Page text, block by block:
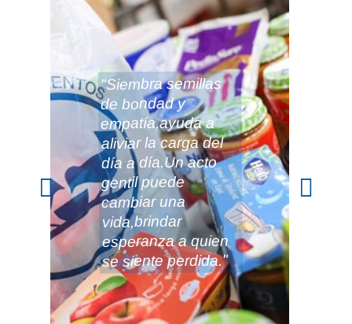
"Siembra semillas
de bondad y
empatía,ayuda a
aliviar la carga del
día a día.Un acto
gentil puede
cambiar una
vida,brindar
esperanza a quien
se siente perdida."